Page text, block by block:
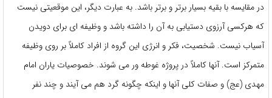
در مقایسه با بقیه بسیار برتر و برتر باشد. به عبارت دیگر، این موقعیتی نیست
که هرکسی آرزوی دستیابی به آن را داشته باشد و وظیفه ای برای دویدن
آسیاب نیست. شخصیت، فکر و انرژی این گروه از افراد کاملاً بر روی وظیفه
متمرکز است. آنها کاملاً در پروژه غوطه ور می شوند. خصوصیات یاران امام
مهدی (عج) و صفات کلی آنها و اینکه چگونه گرد هم می آیند و چند نفر